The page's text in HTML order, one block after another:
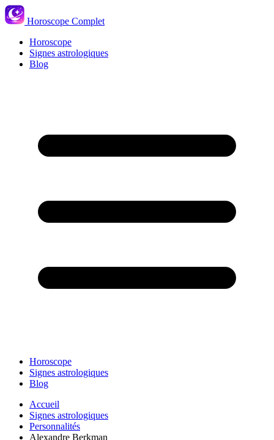
Horoscope Complet
Horoscope
Signes astrologiques
Blog
Horoscope
Signes astrologiques
Blog
Accueil
Signes astrologiques
Personnalités
Alexandre Berkman